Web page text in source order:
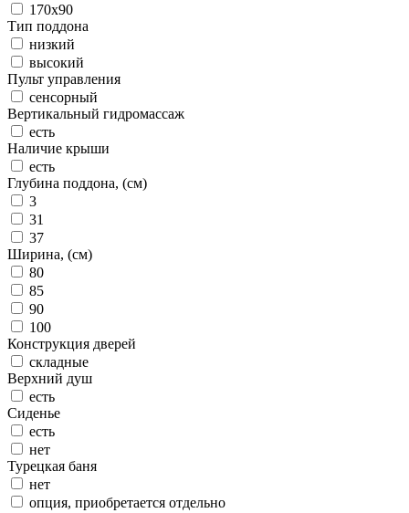
170x90
Тип поддона
низкий
высокий
Пульт управления
сенсорный
Вертикальный гидромассаж
есть
Наличие крыши
есть
Глубина поддона, (см)
3
31
37
Ширина, (см)
80
85
90
100
Конструкция дверей
складные
Верхний душ
есть
Сиденье
есть
нет
Турецкая баня
нет
опция, приобретается отдельно